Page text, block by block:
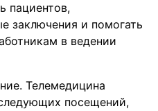
пациентов,
заключения и помогать
в ведении
Телемедицина
посещений,